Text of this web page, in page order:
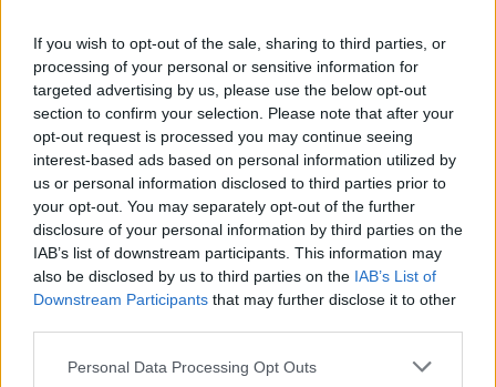
If you wish to opt-out of the sale, sharing to third parties, or
processing of your personal or sensitive information for
targeted advertising by us, please use the below opt-out
section to confirm your selection. Please note that after your
opt-out request is processed you may continue seeing
interest-based ads based on personal information utilized by
us or personal information disclosed to third parties prior to
your opt-out. You may separately opt-out of the further
disclosure of your personal information by third parties on the
IAB’s list of downstream participants. This information may
also be disclosed by us to third parties on the IAB’s List of
Downstream Participants that may further disclose it to other
Please note that this website/app uses one or more Google
Personal Data Processing Opt Outs
Két évvel később Tessa szépészeti műtéten esett át,
amelynek során protéziseket ültettek a bőre alá,
megteremtve ezzel az alapot a jövőbeni műorra
készítéséhez. A műtétre vonatkozó döntést a szülei nem
vették félvállról. Mégis úgy tekintettek rá, mint egy
lehetőségre, hogy idővel fokozatosan javítsák Tessa
megjelenését, és így „normálisabbá” tegyék a profilját. Ehhez
csont- és bőrátültetésre volt szükség, amit általában
befejeződött.